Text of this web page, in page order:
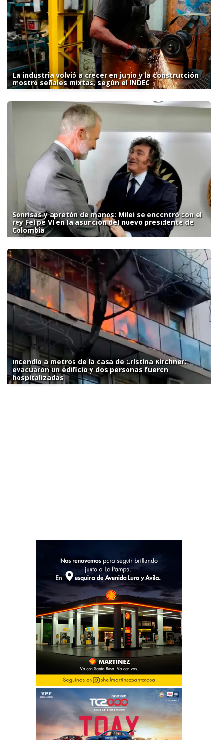
La industria volvió a crecer en junio y la construcción
mostró señales mixtas, según el INDEC
Sonrisas y apretón de manos: Milei se encontró con el
rey Felipe VI en la asunción del nuevo presidente de
Colombia
Incendio a metros de la casa de Cristina Kirchner:
evacuaron un edificio y dos personas fueron
hospitalizadas